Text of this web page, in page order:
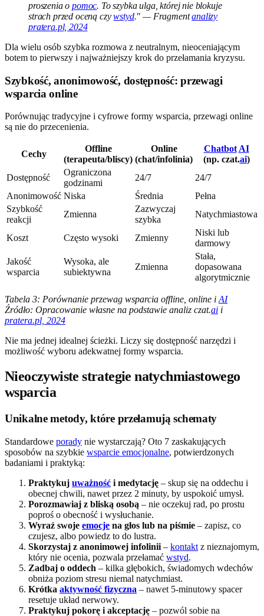
proszenia opomoc. To szybka ulga, której nie blokuje
strach przed oceną czywstyd." — Fragmentanalizy
pratera.pl, 2024
Dla wielu osób szybka rozmowa z neutralnym, nieoceniającym
botem to pierwszy i najważniejszy krok do przełamania kryzysu.
Szybkość, anonimowość, dostępność: przewagi
wsparcia online
Porównując tradycyjne i cyfrowe formy wsparcia, przewagi online
są nie do przecenienia.
Cechy
Offline
(terapeuta/bliscy)
Online
(chat/infolinia)
Chatbot AI
(np. czat.ai)
Dostępność
Ograniczona
godzinami
24/7
24/7
Anonimowość Niska Średnia
Pełna
Szybkość
reakcji
Zmienna
Zazwyczaj
szybka
Natychmiastowa
Koszt Często wysoki Zmienny
Niski lub
darmowy
Jakość
wsparcia
Wysoka, ale
subiektywna
Zmienna
Stała,
dopasowana
algorytmicznie
Tabela 3: Porównanie przewag wsparcia offline, online iAI
Źródło: Opracowanie własne na podstawie analiz czat.ai i
pratera.pl, 2024
Nie ma jednej idealnej ścieżki. Liczy się dostępność narzędzi i
możliwość wyboru adekwatnej formy wsparcia.
Nieoczywiste strategie natychmiastowego
wsparcia
Unikalne metody, które przełamują schematy
Standardowe porady nie wystarczają? Oto 7 zaskakujących
sposobów na szybkie wsparcie emocjonalne, potwierdzonych
badaniami i praktyką:
Praktykuj uważność i medytację – skup się na oddechu i
obecnej chwili, nawet przez 2 minuty, by uspokoić umysł.
Porozmawiaj z bliską osobą – nie oczekuj rad, po prostu
poproś o obecność i wysłuchanie.
Wyraź swoje emocje na głos lub na piśmie – zapisz, co
czujesz, albo powiedz to do lustra.
Skorzystaj z anonimowej infolinii – kontakt z nieznajomym,
który nie ocenia, pozwala przełamać wstyd.
Zadbaj o oddech – kilka głębokich, świadomych wdechów
obniża poziom stresu niemal natychmiast.
Krótka aktywność fizyczna – nawet 5-minutowy spacer
resetuje układ nerwowy.
Praktykuj pokorę i akceptację – pozwól sobie na